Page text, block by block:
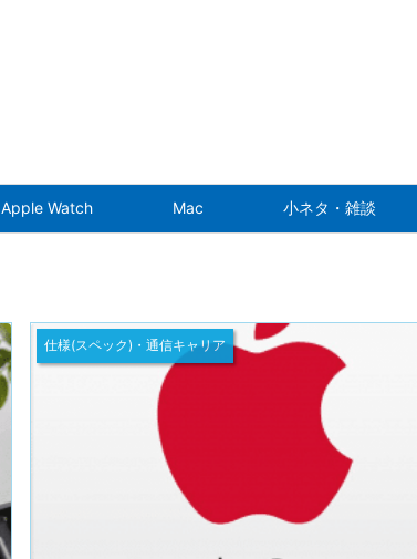
Apple Watch Mac 小ネタ・雑談
仕様(スペック)・通信キャリア